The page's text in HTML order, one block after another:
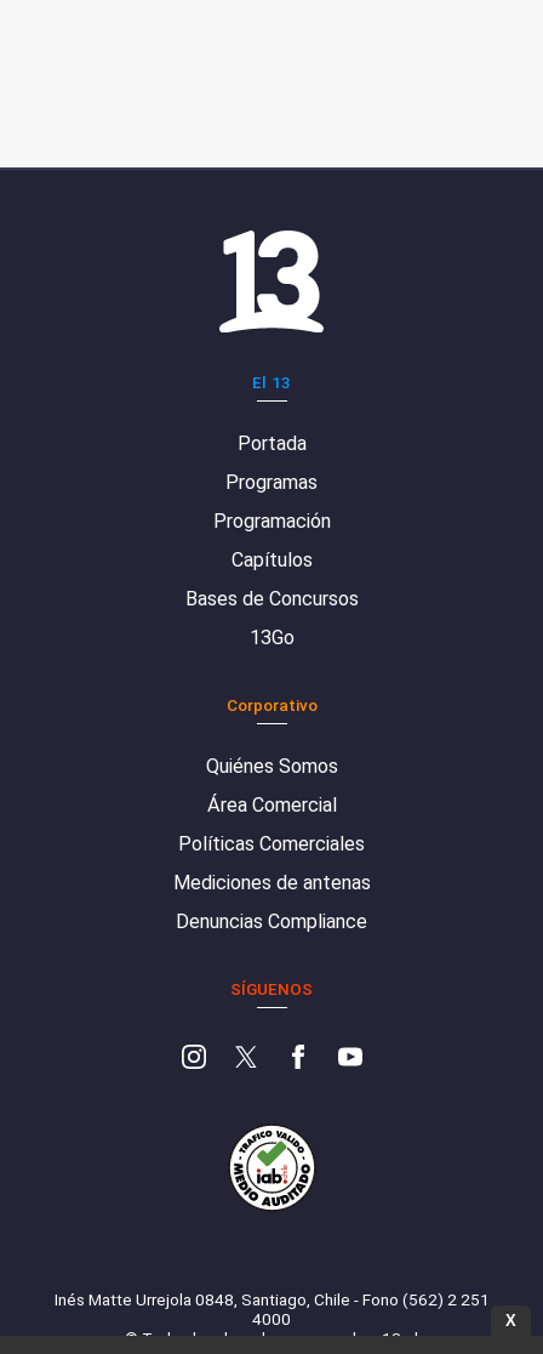
El 13
Portada
Programas
Programación
Capítulos
Bases de Concursos
13Go
Corporativo
Quiénes Somos
Área Comercial
Políticas Comerciales
Mediciones de antenas
Denuncias Compliance
SÍGUENOS
Inés Matte Urrejola 0848, Santiago, Chile - Fono (562) 2 251
4000
© Todos los derechos reservados. 13.cl
X